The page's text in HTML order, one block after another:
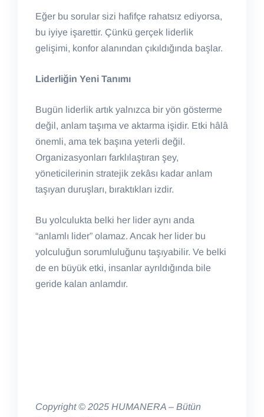
Eğer bu sorular sizi hafifçe rahatsız ediyorsa,
bu iyiye işarettir. Çünkü gerçek liderlik
gelişimi, konfor alanından çıkıldığında başlar.
Liderliğin Yeni Tanımı
Bugün liderlik artık yalnızca bir yön gösterme
değil, anlam taşıma ve aktarma işidir. Etki hâlâ
önemli, ama tek başına yeterli değil.
Organizasyonları farklılaştıran şey,
yöneticilerinin stratejik zekâsı kadar anlam
taşıyan duruşları, bıraktıkları izdir.
Bu yolculukta belki her lider aynı anda
“anlamlı lider” olamaz. Ancak her lider bu
yolculuğun sorumluluğunu taşıyabilir. Ve belki
de en büyük etki, insanlar ayrıldığında bile
geride kalan anlamdır.
Copyright © 2025 HUMANERA – Bütün